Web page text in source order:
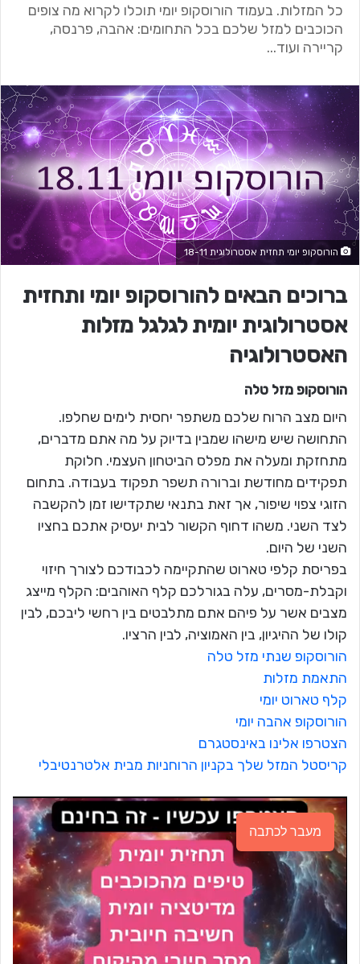
כל המזלות. בעמוד הורוסקופ יומי תוכלו לקרוא מה צופים
הכוכבים למזל שלכם בכל התחומים: אהבה, פרנסה,
קריירה ועוד...
הורוסקופ יומי תחזית אסטרולוגית 18-11
ברוכים הבאים להורוסקופ יומי ותחזית
אסטרולוגית יומית לגלגל מזלות
האסטרולוגיה
הורוסקופ מזל טלה
היום מצב הרוח שלכם משתפר יחסית לימים שחלפו.
התחושה שיש מישהו שמבין בדיוק על מה אתם מדברים,
מתחזקת ומעלה את מפלס הביטחון העצמי. חלוקת
תפקידים מחודשת וברורה תשפר תפקוד בעבודה. בתחום
הזוגי צפוי שיפור, אך זאת בתנאי שתקדישו זמן להקשבה
לצד השני. משהו דחוף הקשור לבית יעסיק אתכם בחציו
השני של היום.
בפריסת קלפי טארוט שהתקיימה לכבודכם לצורך חיזוי
וקבלת-מסרים, עלה בגורלכם קלף האוהבים: הקלף מייצג
מצבים אשר על פיהם אתם מתלבטים בין רחשי ליבכם, לבין
קולו של ההיגיון, בין האמוציה, לבין הרציו.
הורוסקופ שנתי מזל טלה
התאמת מזלות
קלף טארוט יומי
הורוסקופ אהבה יומי
הצטרפו אלינו באינסטגרם
קריסטל המזל שלך בקניון הרוחניות מבית אלטרנטיבלי
מעבר לכתבה